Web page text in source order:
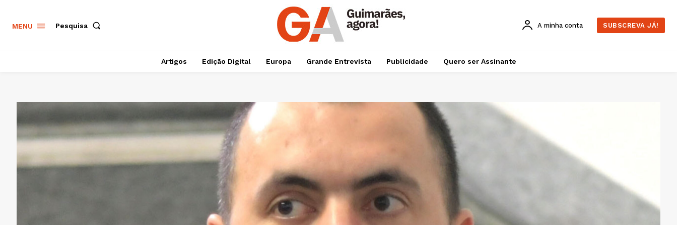
MENU Pesquisa A minha conta SUBSCREVA JÁ!
Artigos Edição Digital Europa Grande Entrevista Publicidade Quero ser Assinante